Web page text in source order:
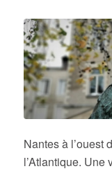
Nantes à l’ouest
l’Atlantique. Une